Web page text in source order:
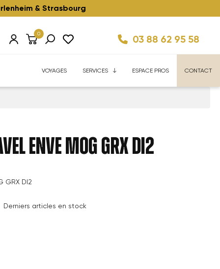
& Strasbourg
0 03 88 62 95 58
VOYAGES SERVICES ESPACE PROS CONTACT
ENVE MOG GRX DI2
GRX DI2
Derniers articles en stock